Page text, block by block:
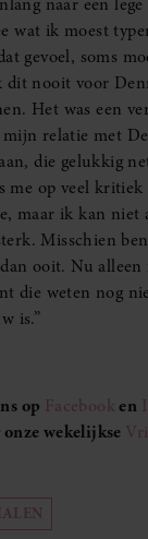
wat ik moest
gevoel, soms
dit nooit voor
Het was een
relatie met
die gelukkig
op veel kritiek
maar ik kan niet
Misschien
ooit. Nu alleen
die weten nog
is.”
op Facebooken
wekelijkse